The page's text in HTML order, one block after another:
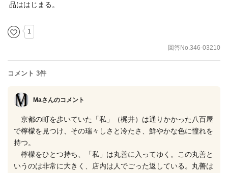
品ははじまる。
1
回答No.346-03210
コメント 3件
Maさんのコメント
京都の町を歩いていた「私」（梶井）は通りかかった八百屋
で檸檬を見つけ、その瑞々しさと冷たさ、鮮やかな色に憧れを
持つ。
檸檬をひとつ持ち、「私」は丸善に入ってゆく。この丸善と
いうのは非常に大きく、店内は人でごった返している。丸善は